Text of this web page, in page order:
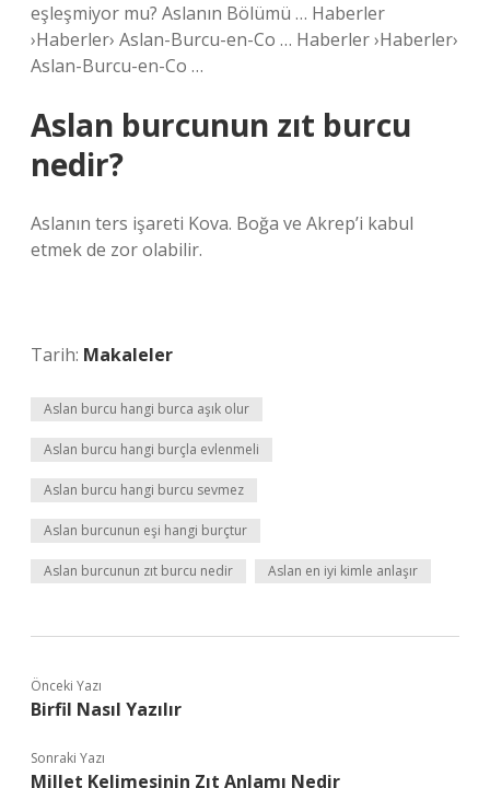
eşleşmiyor mu? Aslanın Bölümü … Haberler
›Haberler› Aslan-Burcu-en-Co … Haberler ›Haberler›
Aslan-Burcu-en-Co …
Aslan burcunun zıt burcu
nedir?
Aslanın ters işareti Kova. Boğa ve Akrep’i kabul
etmek de zor olabilir.
Tarih: Makaleler
Aslan burcu hangi burca aşık olur
Aslan burcu hangi burçla evlenmeli
Aslan burcu hangi burcu sevmez
Aslan burcunun eşi hangi burçtur
Aslan burcunun zıt burcu nedir Aslan en iyi kimle anlaşır
Önceki Yazı
Birfil Nasıl Yazılır
Sonraki Yazı
Millet Kelimesinin Zıt Anlamı Nedir